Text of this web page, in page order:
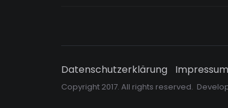
Datenschutzerklärung Impressum
Copyright 2017. All rights reserved.